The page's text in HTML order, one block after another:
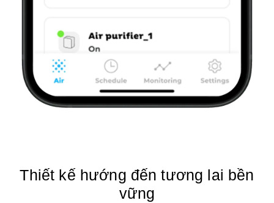
Thiết kế hướng đến tương lai bền
vững